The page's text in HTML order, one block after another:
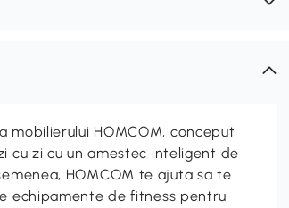
HOMCOM, conceput
cu zi cu un amestec inteligent de
HOMCOM te ajuta sa te
echipamente de fitness pentru